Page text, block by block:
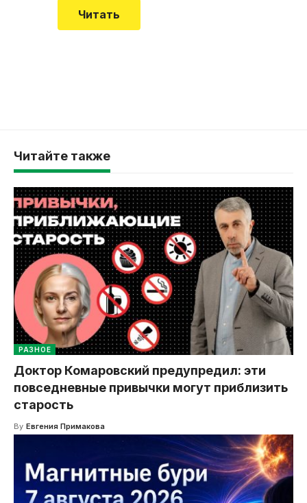
Читать
Читайте также
РАЗНОЕ
Доктор Комаровский предупредил: эти
повседневные привычки могут приблизить
старость
By Евгения Примакова